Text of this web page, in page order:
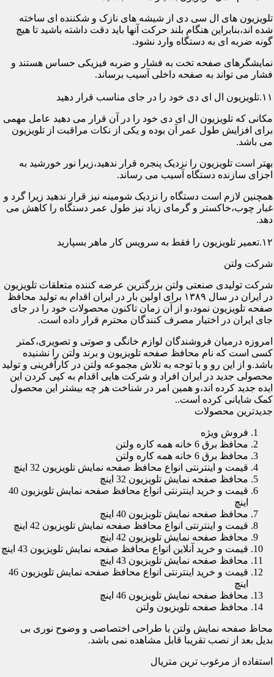
تلویزیون های ال سی دی از شیشه های نازک و شکننده ای ساخته
شده اند،بنابراین هنگام بلند حرکت آنها باید دقت داشته باشید تا هیچ
گونه ضربه ای به دستگاه وارد نشود.
نمایشگرهای صفحه تخت به فشار و ضربه فیزیکی حساس هستند و
فشار می تواند به صفحه داخلی آسیب برساند.
۱۱.تلویزیون ال ای دی خود را در جای مناسب قرار دهید
مکانی که تلویزیون ال ای دی خود را در آن قرار می دهید عامل مهمی
برای افزایش طول عمر آن بوده و یکی از نکات مراقبت از تلویزیون
می باشد.
بهتر است تلویزیون را نزدیک پنجره قرار ندهید،زیرا نور خورشید به
اجزای سازنده دستگاه آسیب می رساند.
همچنین لازم است دستگاه را نزدیک شومینه نیز قرار ندهید زیرا گرد و
غبار چوب،خاکستر و گرمای زیاد نیز طول عمر دستگاه را کاهش می
دهد.
۱۲.تعمیر تلویزیون را فقط به سرویس کار ماهر بسپارید
شرکت ولتن
شرکت تولیدی صنعتی ولتن بزرگترین عرضه کننده متعلقات تلویزیون
در ایران در سال ۱۳۸۹ برای اولین بار در ایران اقدام به تولید محافظ
صفحه تلویزیون نمود،و از آن زمان تاکنون محصولات خود را در جای
جای ایران در اختیار مصرف کنندگان محترم قرار داده است.
امروزه درمیان فروشندگان لوازم خانگی و صوتی و تصویری،کمتر
کسی است که نام محافظ صفحه تلویزیون و برند ولتن را نشنیده
باشد.و از این رو و با توجه به تلاش مجموعه ولتن در کارآفرینی و تولید
محصولی جدید در ایران افراد و شرکت هایی اقدام به کپی کردن این
ایده جدید کرده اند،و همین امر در شناخت هر چه بیشتر این محصول
کمک شایانی کرده است..
جدیدترین محصولات
فروش ویژه
محافظ برق 6 خانه همه کاره ولتن
محافظ برق 6 خانه همه کاره ولتن
قیمت و اینترنتی انواع محافظ صفحه نمایش تلویزیون 32 اینچ
محافظ صفحه نمایش تلویزیون 32 اینچ
قیمت و خرید اینترنتی انواع محافظ صفحه نمایش تلویزیون 40
اینچ
محافظ صفحه نمایش تلویزیون 40 اینچ
قیمت و اینترنتی انواع محافظ صفحه نمایش تلویزیون 42 اینچ
محافظ صفحه نمایش تلویزیون 42 اینچ
قیمت و خرید آنلاین انواع محافظ صفحه نمایش تلویزیون 43 اینچ
محافظ صفحه نمایش تلویزیون 43 اینچ
قیمت و خرید اینترنتی انواع محافظ صفحه نمایش تلویزیون 46
اینچ
محافظ صفحه نمایش تلویزیون 46 اینچ
محافظ صفحه تلویزیون ولتن
محاظ صفحه نمایش ولتن با طراحی اختصاصی و وضوح نوری بی
بدیل بعد از نصب تقریبا قابل مشاهده نمی باشد.
استفاده از مرغوب ترین متریال